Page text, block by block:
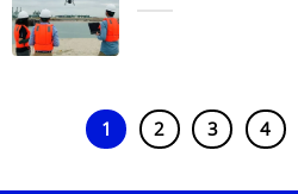
1 2 3 4